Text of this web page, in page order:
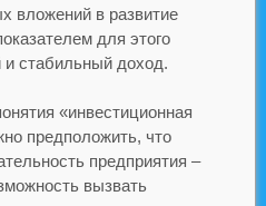
вложений в развитие
для этого
и стабильный доход.
«инвестиционная
предположить, что
предприятия –
вызвать